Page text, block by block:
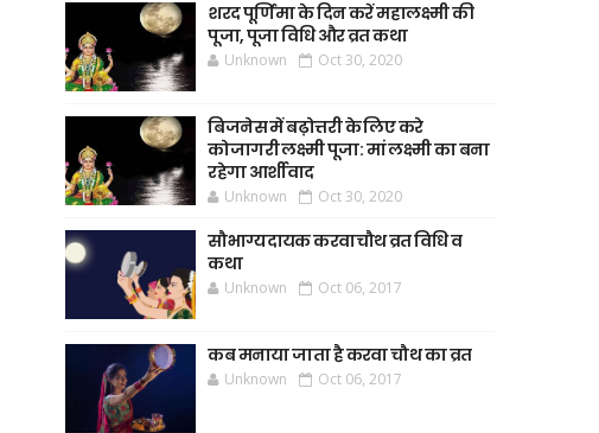
शरद पूर्णिमा के दिन करें महालक्ष्मी की
पूजा, पूजा विधि और व्रत कथा
Unknown Oct 30, 2020
बिजनेस में बढ़ोत्तरी के लिए करे
कोजागरी लक्ष्मी पूजा: मां लक्ष्मी का बना
रहेगा आर्शीवाद
Unknown Oct 30, 2020
सौभाग्यदायक करवाचौथ व्रत विधि व
कथा
Unknown Oct 06, 2017
कब मनाया जाता है करवा चौथ का व्रत
Unknown Oct 06, 2017